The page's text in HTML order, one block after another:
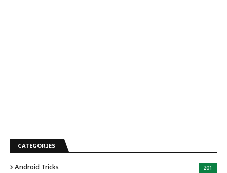
CATEGORIES
Android Tricks 201